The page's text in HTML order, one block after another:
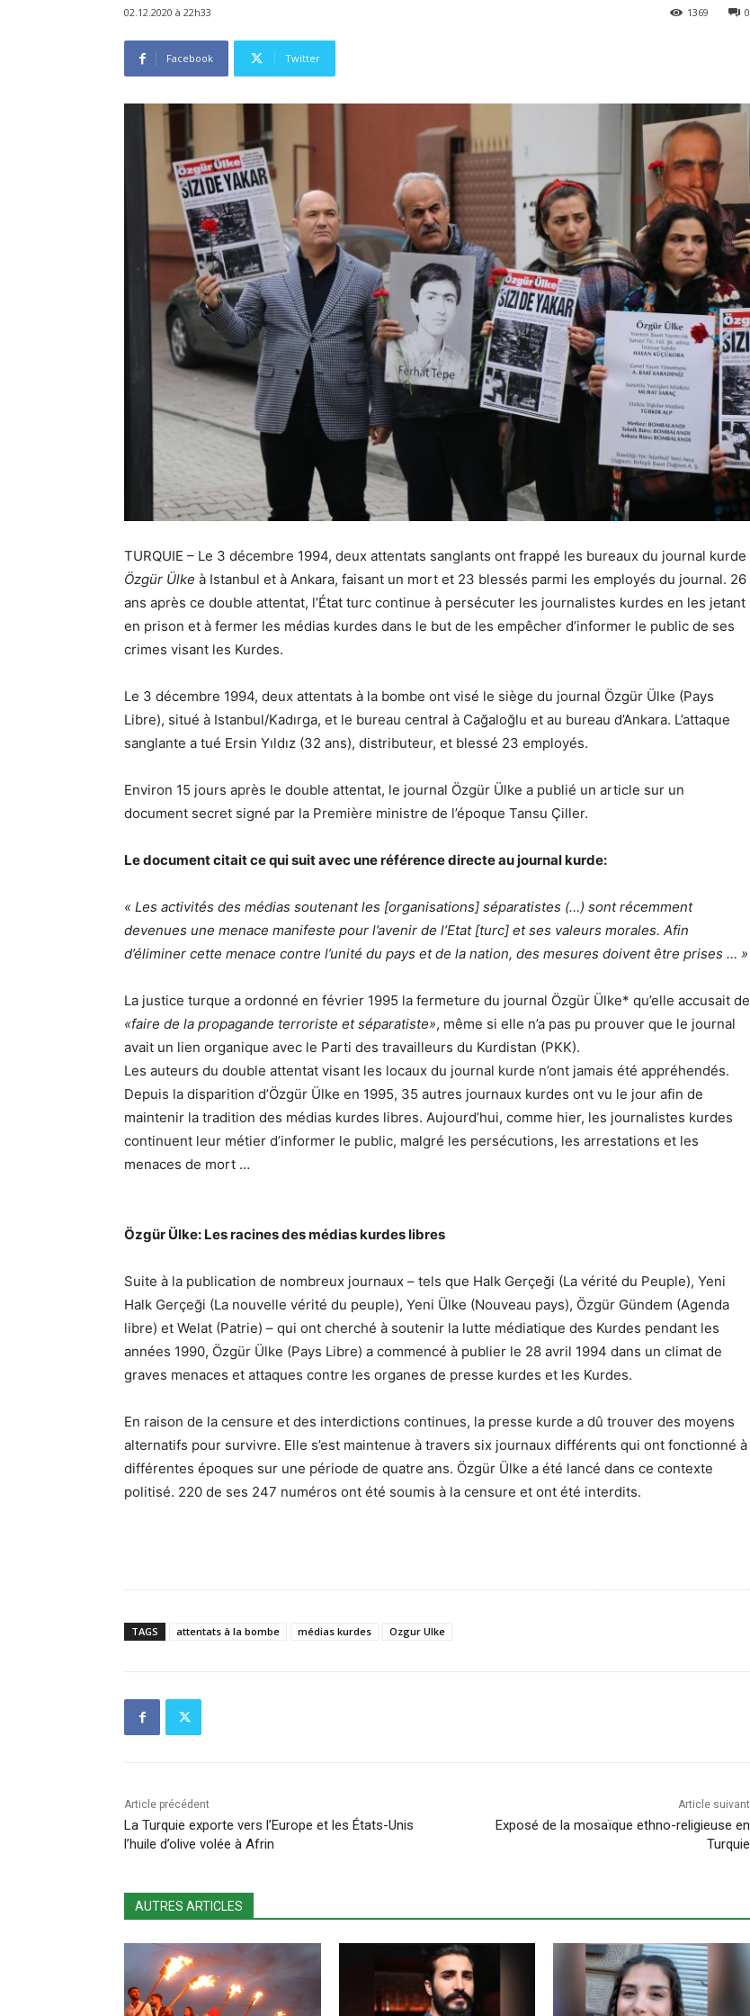
02.12.2020 à 22h33 0
1369
Facebook Twitter
TURQUIE – Le 3 décembre 1994, deux attentats sanglants ont frappé les bureaux du journal kurde
Özgür Ülke à Istanbul et à Ankara, faisant un mort et 23 blessés parmi les employés du journal. 26
ans après ce double attentat, l’État turc continue à persécuter les journalistes kurdes en les jetant
en prison et à fermer les médias kurdes dans le but de les empêcher d’informer le public de ses
crimes visant les Kurdes.
Le 3 décembre 1994, deux attentats à la bombe ont visé le siège du journal Özgür Ülke (Pays
Libre), situé à Istanbul/Kadırga, et le bureau central à Cağaloğlu et au bureau d’Ankara. L’attaque
sanglante a tué Ersin Yıldız (32 ans), distributeur, et blessé 23 employés.
Environ 15 jours après le double attentat, le journal Özgür Ülke a publié un article sur un
document secret signé par la Première ministre de l’époque Tansu Çiller.
Le document citait ce qui suit avec une référence directe au journal kurde:
« Les activités des médias soutenant les [organisations] séparatistes (…) sont récemment
devenues une menace manifeste pour l’avenir de l’Etat [turc] et ses valeurs morales. Afin
d’éliminer cette menace contre l’unité du pays et de la nation, des mesures doivent être prises … »
La justice turque a ordonné en février 1995 la fermeture du journal Özgür Ülke* qu’elle accusait de
«faire de la propagande terroriste et séparatiste», même si elle n’a pas pu prouver que le journal
avait un lien organique avec le Parti des travailleurs du Kurdistan (PKK).
Les auteurs du double attentat visant les locaux du journal kurde n’ont jamais été appréhendés.
Depuis la disparition d’Özgür Ülke en 1995, 35 autres journaux kurdes ont vu le jour afin de
maintenir la tradition des médias kurdes libres. Aujourd’hui, comme hier, les journalistes kurdes
continuent leur métier d’informer le public, malgré les persécutions, les arrestations et les
menaces de mort …
Özgür Ülke: Les racines des médias kurdes libres
Suite à la publication de nombreux journaux – tels que Halk Gerçeği (La vérité du Peuple), Yeni
Halk Gerçeği (La nouvelle vérité du peuple), Yeni Ülke (Nouveau pays), Özgür Gündem (Agenda
libre) et Welat (Patrie) – qui ont cherché à soutenir la lutte médiatique des Kurdes pendant les
années 1990, Özgür Ülke (Pays Libre) a commencé à publier le 28 avril 1994 dans un climat de
graves menaces et attaques contre les organes de presse kurdes et les Kurdes.
En raison de la censure et des interdictions continues, la presse kurde a dû trouver des moyens
alternatifs pour survivre. Elle s’est maintenue à travers six journaux différents qui ont fonctionné à
différentes époques sur une période de quatre ans. Özgür Ülke a été lancé dans ce contexte
politisé. 220 de ses 247 numéros ont été soumis à la censure et ont été interdits.
TAGS attentats à la bombe médias kurdes Ozgur Ulke
Article précédent
La Turquie exporte vers l’Europe et les États-Unis
l’huile d’olive volée à Afrin
Article suivant
Exposé de la mosaïque ethno-religieuse en
Turquie
AUTRES ARTICLES